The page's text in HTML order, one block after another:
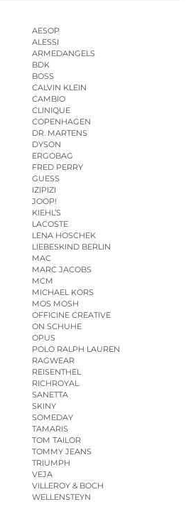
AESOP
ALESSI
ARMEDANGELS
BDK
BOSS
CALVIN KLEIN
CAMBIO
CLINIQUE
COPENHAGEN
DR. MARTENS
DYSON
ERGOBAG
FRED PERRY
GUESS
IZIPIZI
JOOP!
KIEHL’S
LACOSTE
LENA HOSCHEK
LIEBESKIND BERLIN
MAC
MARC JACOBS
MCM
MICHAEL KORS
MOS MOSH
OFFICINE CREATIVE
ON SCHUHE
OPUS
POLO RALPH LAUREN
RAGWEAR
REISENTHEL
RICHROYAL
SANETTA
SKINY
SOMEDAY
TAMARIS
TOM TAILOR
TOMMY JEANS
TRIUMPH
VEJA
VILLEROY & BOCH
WELLENSTEYN